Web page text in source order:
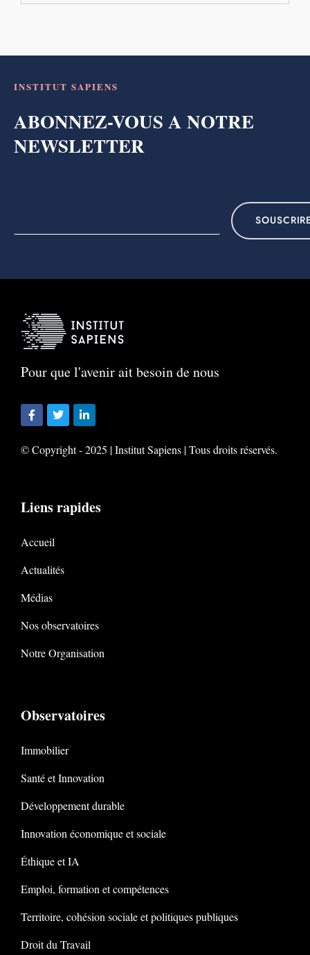
INSTITUT SAPIENS
ABONNEZ-VOUS A NOTRE
NEWSLETTER
Pour que l'avenir ait besoin de nous
© Copyright - 2025 | Institut Sapiens | Tous droits réservés.
Liens rapides
Accueil
Actualités
Médias
Nos observatoires
Notre Organisation
Observatoires
Immobilier
Santé et Innovation
Développement durable
Innovation économique et sociale
Éthique et IA
Emploi, formation et compétences
Territoire, cohésion sociale et politiques publiques
Droit du Travail